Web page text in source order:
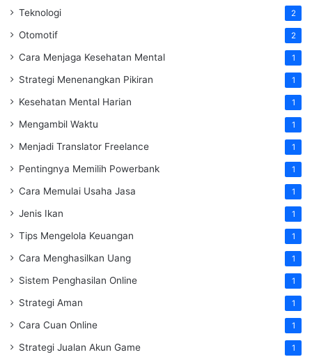
Teknologi 2
Otomotif 2
Cara Menjaga Kesehatan Mental 1
Strategi Menenangkan Pikiran 1
Kesehatan Mental Harian 1
Mengambil Waktu 1
Menjadi Translator Freelance 1
Pentingnya Memilih Powerbank 1
Cara Memulai Usaha Jasa 1
Jenis Ikan 1
Tips Mengelola Keuangan 1
Cara Menghasilkan Uang 1
Sistem Penghasilan Online 1
Strategi Aman 1
Cara Cuan Online 1
Strategi Jualan Akun Game 1